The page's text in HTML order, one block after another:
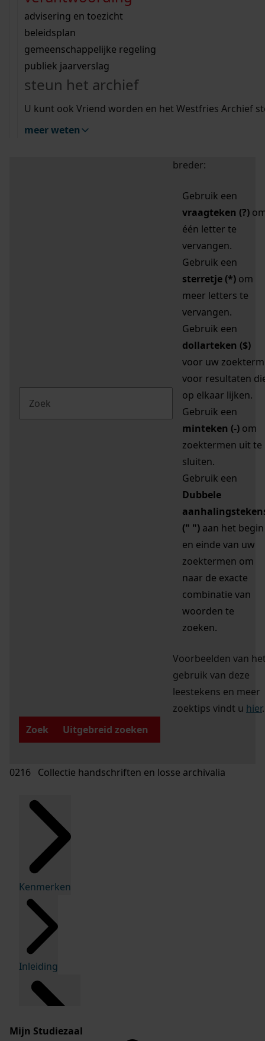
bouwvergunningen
omgevingsvergunningen
vergunningen
beeld en geluid
uitleg nodig?
Wij helpen u op weg met een aantal zoektips.
bekijk alle zoektips
Wij helpen u op weg met een aantal zoektips.
bekijk alle zoektips
bekijk ons geschiedenislokaal
advisering en toezicht
beleidsplan
gemeenschappelijke regeling
publiek jaarverslag
steun het archief
U kunt ook Vriend worden en het Westfries Archief
meer weten
zoektips
Mijn Studiezaal (inloggen)
uw zoekopdracht te
breder:
Gebruik een
vraagteken (?)
één letter te
vervangen.
Gebruik een
sterretje (*) om
meer letters te
vervangen.
Gebruik een
dollarteken ($)
voor uw zoekterm
voor resultaten
op elkaar lijken.
Gebruik een
minteken (-) om
zoektermen uit te
sluiten.
Gebruik een
Dubbele
(" ") aan het begin
en einde van uw
zoektermen om
naar de exacte
combinatie van
woorden te
zoeken.
Voorbeelden van
gebruik van deze
leestekens en meer
zoektips vindt u hier.
Zoek
Uitgebreid zoeken
0216 Collectie handschriften en losse archivalia
Kenmerken
Inleiding
Mijn Studiezaal